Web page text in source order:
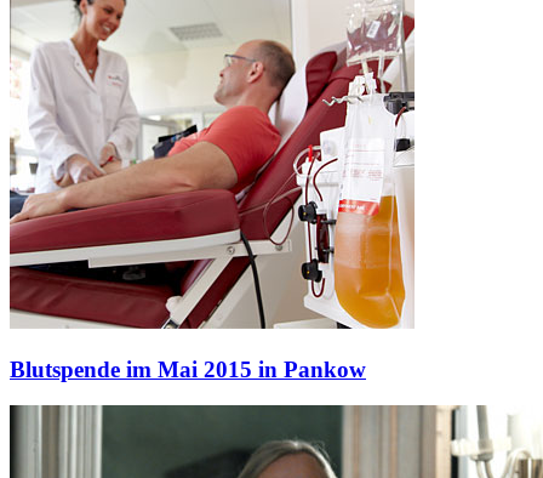
Blutspende im Mai 2015 in Pankow